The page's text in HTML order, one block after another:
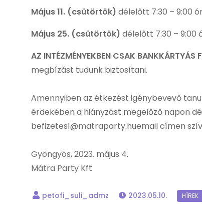
Május 11. (csütörtök) délelőtt 7:30 – 9:00
Május 25. (csütörtök) délelőtt 7:30 – 9:00
AZ INTÉZMÉNYEKBEN CSAK BANKKÁRTYÁS
megbízást tudunk biztosítani.
Amennyiben az étkezést igénybevevő
érdekében a hiányzást megelőző napon
befizetes1@matraparty.huemail címen
Gyöngyös, 2023. május 4.
Mátra Party Kft
2023.05.10.